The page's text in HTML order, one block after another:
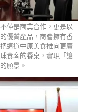
僅是商業合作，更是以
優質產品，商會擁有香
這道中原美食推向更廣
食客的餐桌，實現「讓
願景。